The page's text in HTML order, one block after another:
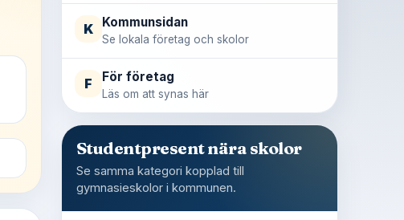
K Kommunsidan
Se lokala företag och skolor
F För företag
Läs om att synas här
Studentpresent nära skolor
Se samma kategori kopplad till
gymnasieskolor i kommunen.